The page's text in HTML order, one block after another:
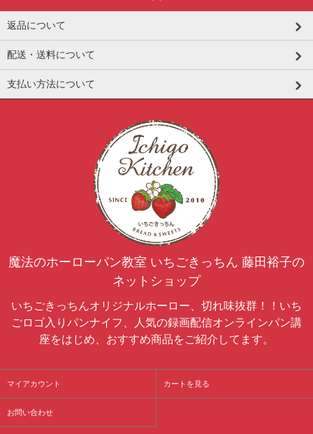
返品について
配送・送料について
支払い方法について
魔法のホーローパン教室 いちごきっちん 藤田裕子の
ネットショップ
いちごきっちんオリジナルホーロー、切れ味抜群！！いち
ごロゴ入りパンナイフ、人気の録画配信オンラインパン講
座をはじめ、おすすめ商品をご紹介してます。
マイアカウント カートを見る
お問い合わせ